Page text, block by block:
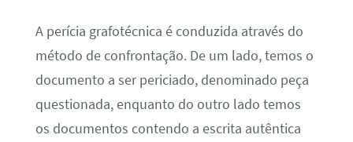
A perícia grafotécnica é conduzida através do
método de confrontação. De um lado, temos o
documento a ser periciado, denominado peça
questionada, enquanto do outro lado temos
os documentos contendo a escrita autêntica